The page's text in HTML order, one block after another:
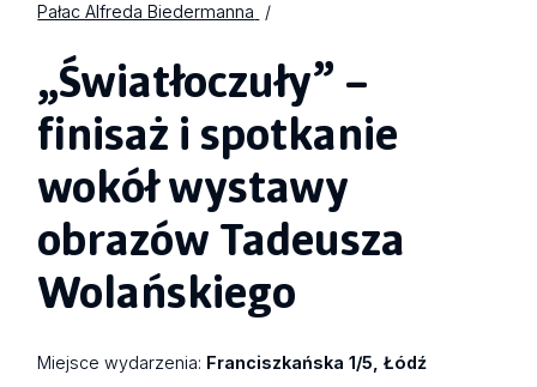
Pałac Alfreda Biedermanna
„Światłoczuły” –
finisaż i spotkanie
wokół wystawy
obrazów Tadeusza
Wolańskiego
Miejsce wydarzenia: Franciszkańska 1/5, Łódź